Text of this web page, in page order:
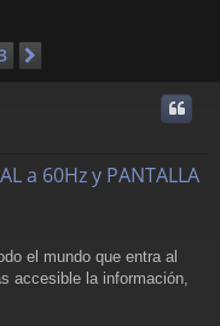
a 60Hz y PANTALLA
el mundo que entra al
accesible la información,